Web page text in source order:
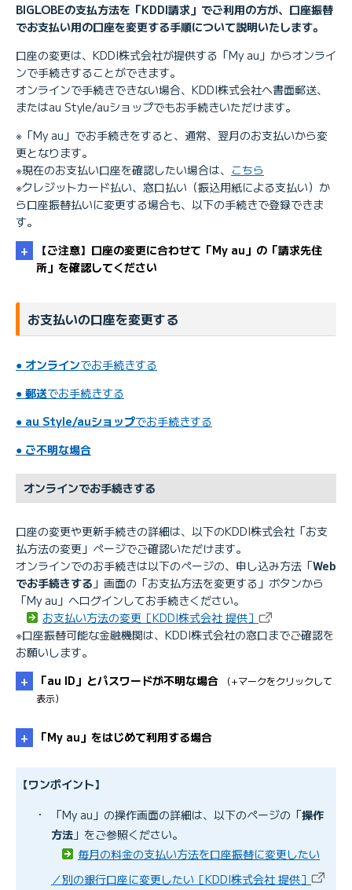
BIGLOBEの支払方法を「KDDI請求」でご利用の方が、口座振替
でお支払い用の口座を変更する手順について説明いたします。
口座の変更は、KDDI株式会社が提供する「My au」からオンライ
ンで手続きすることができます。
オンラインで手続きできない場合、KDDI株式会社へ書面郵送、
またはau Style/auショップでもお手続きいただけます。
※「My au」でお手続きをすると、通常、翌月のお支払いから変
更となります。
※現在のお支払い口座を確認したい場合は、 こちら
※クレジットカード払い、窓口払い（振込用紙による支払い）か
ら口座振替払いに変更する場合も、以下の手続きで登録できま
す。
【ご注意】口座の変更に合わせて「My au」の「請求先住
所」を確認してください
【KDDI請求】 請求先住所を確認／変更したい
お支払いの口座を変更する
● オンラインでお手続きする
● 郵送でお手続きする
● au Style/auショップでお手続きする
● ご不明な場合
オンラインでお手続きする
口座の変更や更新手続きの詳細は、以下のKDDI株式会社「お支
払方法の変更」ページでご確認いただけます。
オンラインでのお手続きは以下のページの、申し込み方法「Web
でお手続きする 」画面の「お支払方法を変更する」ボタンから
「My au」へログインしてお手続きください。
お支払い方法の変更［KDDI株式会社 提供］
※口座振替可能な金融機関は、KDDI株式会社の窓口までご確認を
お願いします。
「au ID」とパスワードが不明な場合
（+マークをクリックして
表示）
「au ID」／「基本契約番号」を確認したい
「My au」をはじめて利用する場合
「My au」に初めてログインする時の手続き方法
【ワンポイント】
・
「My au」の操作画面の詳細は、以下のページの「操作
方法 」をご参照ください。
毎月の料金の支払い方法を口座振替に変更したい
／別の銀行口座に変更したい［KDDI株式会社 提供］